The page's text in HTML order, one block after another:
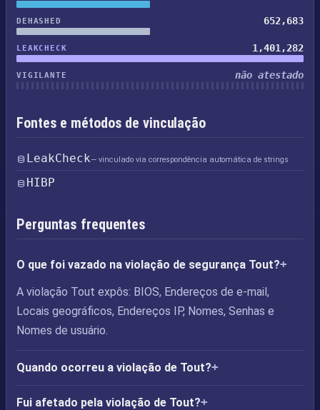
DEHASHED 652,683
LEAKCHECK 1,401,282
VIGILANTE não atestado
Fontes e métodos de vinculação
LeakCheck— vinculado via correspondência automática de strings
HIBP
Perguntas frequentes
O que foi vazado na violação de segurança Tout?
A violação Tout expôs: BIOS, Endereços de e-mail,
Locais geográficos, Endereços IP, Nomes, Senhas e
Nomes de usuário.
Quando ocorreu a violação de Tout?
Fui afetado pela violação de Tout?